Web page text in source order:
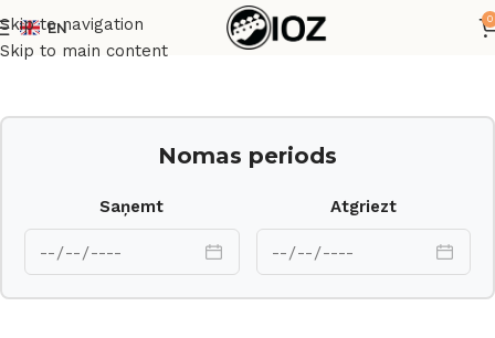
Skip to navigation
Skip to main content
EN
0
Sākums Taustiņinstrumenti Sintezatori
Nomas periods
Saņemt Atgriezt